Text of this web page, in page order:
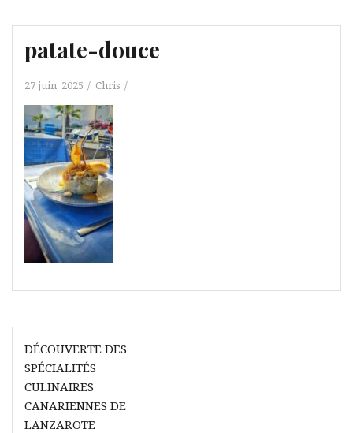
patate-douce
27 juin, 2025 Chris
Navigation
de
l’article
DÉCOUVERTE DES
SPÉCIALITÉS
CULINAIRES
CANARIENNES DE
LANZAROTE